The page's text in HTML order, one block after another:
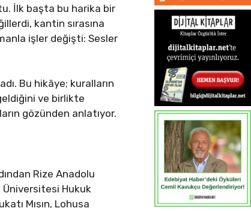
İlk başta bu harika bir
kantin sırasına
işler değişti: Sesler
Bu hikâye; kuralların
ve birlikte
gözünden anlatıyor.
Rize Anadolu
Üniversitesi Hukuk
Mısın, Lohusa